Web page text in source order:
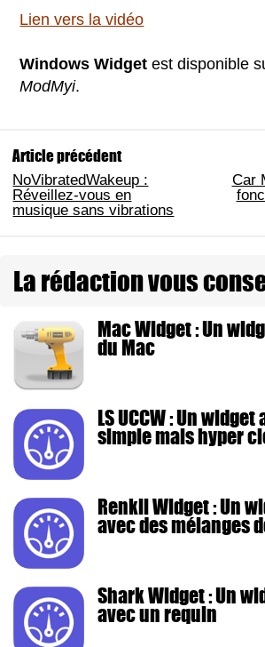
Lien vers la vidéo
Windows Widget est disponible
ModMyi.
Article précédent
NoVibratedWakeup :
Réveillez-vous en
musique sans vibrations
Car
La rédaction vous
Mac Widget : Un
du Mac
LS UCCW : Un
simple mais hyper
Renkli Widget : Un
avec des mélanges
Shark Widget : Un
avec un requin